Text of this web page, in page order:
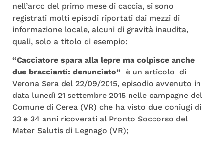
nell’arco del primo mese di caccia, si sono
registrati molti episodi riportati dai mezzi di
informazione locale, alcuni di gravità inaudita,
quali, solo a titolo di esempio:
“Cacciatore spara alla lepre ma colpisce anche
due braccianti: denunciato” è un articolo di
Verona Sera del 22/09/2015, episodio avvenuto in
data lunedì 21 settembre 2015 nelle campagne del
Comune di Cerea (VR) che ha visto due coniugi di
33 e 34 anni ricoverati al Pronto Soccorso del
Mater Salutis di Legnago (VR);